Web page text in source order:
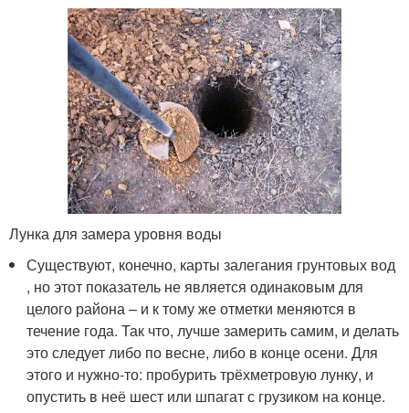
Лунка для замера уровня воды
Существуют, конечно, карты залегания грунтовых вод
, но этот показатель не является одинаковым для
целого района – и к тому же отметки меняются в
течение года. Так что, лучше замерить самим, и делать
это следует либо по весне, либо в конце осени. Для
этого и нужно-то: пробурить трёхметровую лунку, и
опустить в неё шест или шпагат с грузиком на конце.